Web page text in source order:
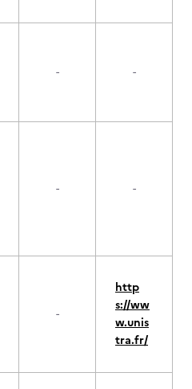
- -
- -
-
http
s://ww
w.unis
tra.fr/